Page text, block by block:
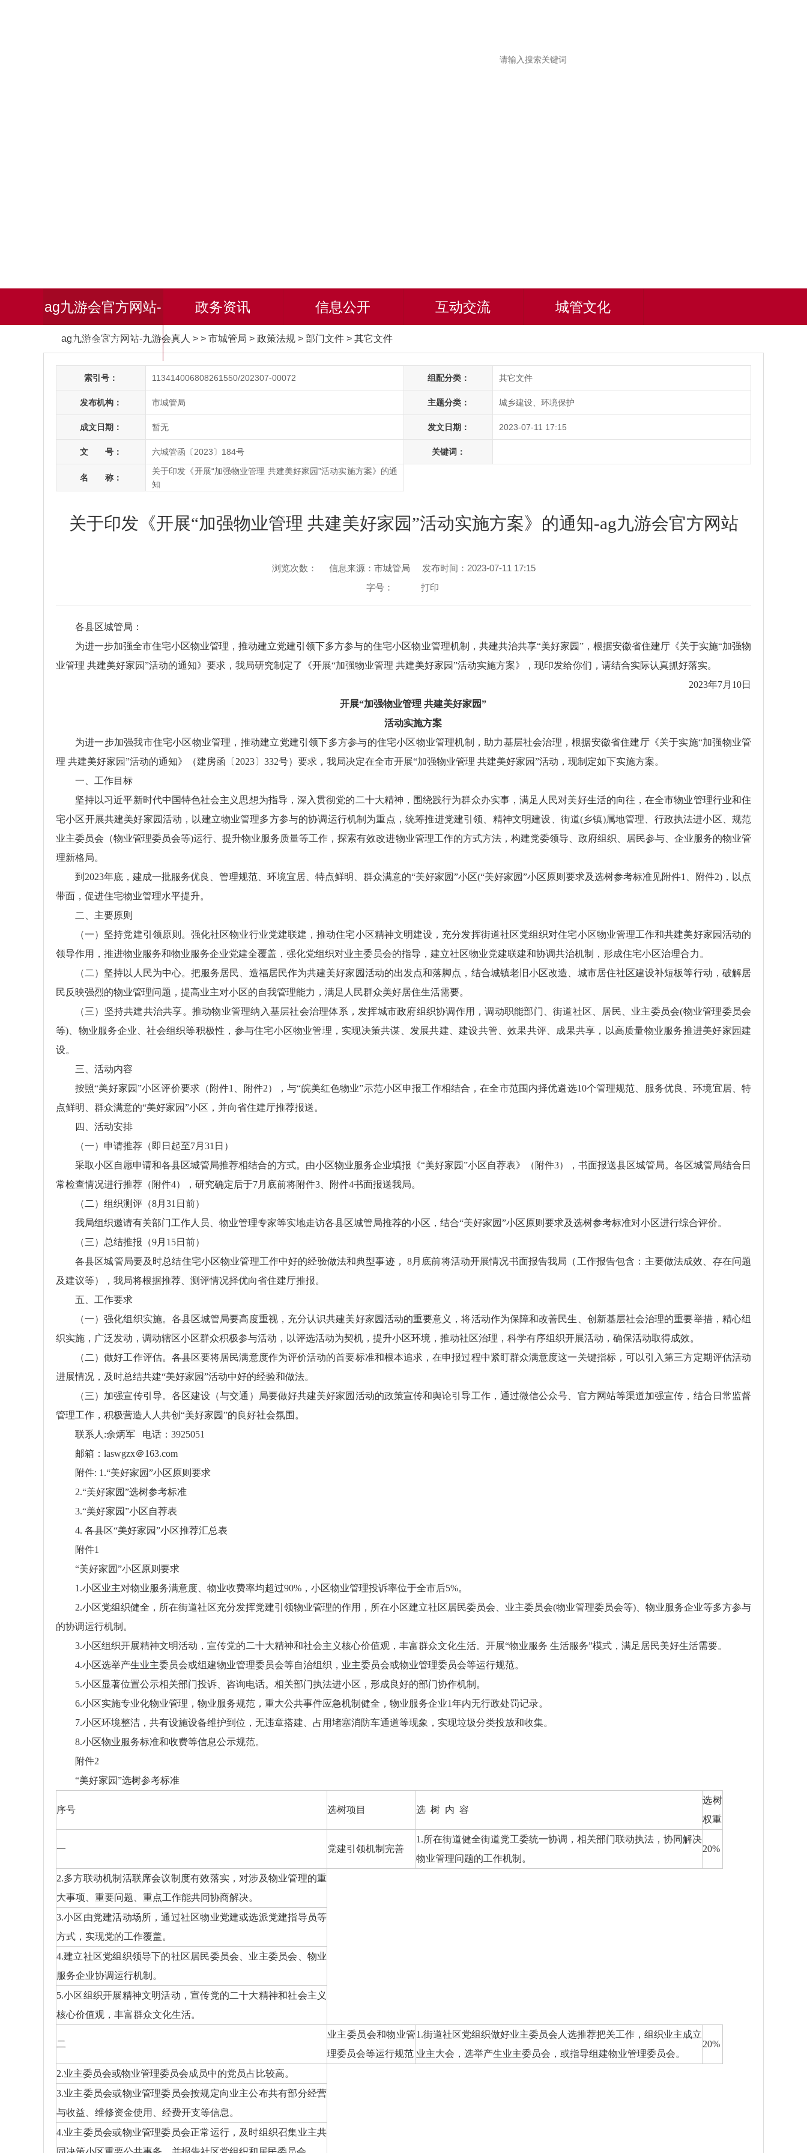
ag九游会官方网站-
九游会真人
政务资讯 信息公开 互动交流 城管文化
ag九游会官方网站-九游会真人 > > 市城管局 > 政策法规 > 部门文件 > 其它文件
索引号： 113414006808261550/202307-00072 组配分类： 其它文件
发布机构： 市城管局 主题分类： 城乡建设、环境保护
成文日期： 暂无 发文日期： 2023-07-11 17:15
文 号： 六城管函〔2023〕184号 关键词：
名 称：
关于印发《开展“加强物业管理 共建美好家园”活动实施方案》的通
知
关于印发《开展“加强物业管理 共建美好家园”活动实施方案》的通知-ag九游会官方网站
浏览次数： 信息来源：市城管局
发布时间：2023-07-11 17:15
字号：
打印
各县区城管局：
为进一步加强全市住宅小区物业管理，推动建立党建引领下多方参与的住宅小区物业管理机制，共建共治共享“美好家园”，根据安徽省住建厅《关于实施“加强物
业管理 共建美好家园”活动的通知》要求，我局研究制定了《开展“加强物业管理 共建美好家园”活动实施方案》，现印发给你们，请结合实际认真抓好落实。
2023年7月10日
开展“加强物业管理 共建美好家园”
活动实施方案
为进一步加强我市住宅小区物业管理，推动建立党建引领下多方参与的住宅小区物业管理机制，助力基层社会治理，根据安徽省住建厅《关于实施“加强物业管
理 共建美好家园”活动的通知》（建房函〔2023〕332号）要求，我局决定在全市开展“加强物业管理 共建美好家园”活动，现制定如下实施方案。
一、工作目标
坚持以习近平新时代中国特色社会主义思想为指导，深入贯彻党的二十大精神，围绕践行为群众办实事，满足人民对美好生活的向往，在全市物业管理行业和住
宅小区开展共建美好家园活动，以建立物业管理多方参与的协调运行机制为重点，统筹推进党建引领、精神文明建设、街道(乡镇)属地管理、行政执法进小区、规范
业主委员会（物业管理委员会等)运行、提升物业服务质量等工作，探索有效改进物业管理工作的方式方法，构建党委领导、政府组织、居民参与、企业服务的物业管
理新格局。
到2023年底，建成一批服务优良、管理规范、环境宜居、特点鲜明、群众满意的“美好家园”小区(“美好家园”小区原则要求及选树参考标准见附件1、附件2)，以点
带面，促进住宅物业管理水平提升。
二、主要原则
（一）坚持党建引领原则。强化社区物业行业党建联建，推动住宅小区精神文明建设，充分发挥街道社区党组织对住宅小区物业管理工作和共建美好家园活动的
领导作用，推进物业服务和物业服务企业党建全覆盖，强化党组织对业主委员会的指导，建立社区物业党建联建和协调共治机制，形成住宅小区治理合力。
（二）坚持以人民为中心。把服务居民、造福居民作为共建美好家园活动的出发点和落脚点，结合城镇老旧小区改造、城市居住社区建设补短板等行动，破解居
民反映强烈的物业管理问题，提高业主对小区的自我管理能力，满足人民群众美好居住生活需要。
（三）坚持共建共治共享。推动物业管理纳入基层社会治理体系，发挥城市政府组织协调作用，调动职能部门、街道社区、居民、业主委员会(物业管理委员会
等)、物业服务企业、社会组织等积极性，参与住宅小区物业管理，实现决策共谋、发展共建、建设共管、效果共评、成果共享，以高质量物业服务推进美好家园建
设。
三、活动内容
按照“美好家园”小区评价要求（附件1、附件2），与“皖美红色物业”示范小区申报工作相结合，在全市范围内择优遴选10个管理规范、服务优良、环境宜居、特
点鲜明、群众满意的“美好家园”小区，并向省住建厅推荐报送。
四、活动安排
（一）申请推荐（即日起至7月31日）
采取小区自愿申请和各县区城管局推荐相结合的方式。由小区物业服务企业填报《“美好家园”小区自荐表》（附件3），书面报送县区城管局。各区城管局结合日
常检查情况进行推荐（附件4），研究确定后于7月底前将附件3、附件4书面报送我局。
（二）组织测评（8月31日前）
我局组织邀请有关部门工作人员、物业管理专家等实地走访各县区城管局推荐的小区，结合“美好家园”小区原则要求及选树参考标准对小区进行综合评价。
（三）总结推报（9月15日前）
各县区城管局要及时总结住宅小区物业管理工作中好的经验做法和典型事迹， 8月底前将活动开展情况书面报告我局（工作报告包含：主要做法成效、存在问题
及建议等），我局将根据推荐、测评情况择优向省住建厅推报。
五、工作要求
（一）强化组织实施。各县区城管局要高度重视，充分认识共建美好家园活动的重要意义，将活动作为保障和改善民生、创新基层社会治理的重要举措，精心组
织实施，广泛发动，调动辖区小区群众积极参与活动，以评选活动为契机，提升小区环境，推动社区治理，科学有序组织开展活动，确保活动取得成效。
（二）做好工作评估。各县区要将居民满意度作为评价活动的首要标准和根本追求，在申报过程中紧盯群众满意度这一关键指标，可以引入第三方定期评估活动
进展情况，及时总结共建“美好家园”活动中好的经验和做法。
（三）加强宣传引导。各区建设（与交通）局要做好共建美好家园活动的政策宣传和舆论引导工作，通过微信公众号、官方网站等渠道加强宣传，结合日常监督
管理工作，积极营造人人共创“美好家园”的良好社会氛围。
联系人:余炳军 电话：3925051
邮箱：laswgzx＠163.com
附件: 1.“美好家园”小区原则要求
2.“美好家园”选树参考标准
3.“美好家园”小区自荐表
4. 各县区“美好家园”小区推荐汇总表
附件1
“美好家园”小区原则要求
1.小区业主对物业服务满意度、物业收费率均超过90%，小区物业管理投诉率位于全市后5%。
2.小区党组织健全，所在街道社区充分发挥党建引领物业管理的作用，所在小区建立社区居民委员会、业主委员会(物业管理委员会等)、物业服务企业等多方参与
的协调运行机制。
3.小区组织开展精神文明活动，宣传党的二十大精神和社会主义核心价值观，丰富群众文化生活。开展“物业服务 生活服务”模式，满足居民美好生活需要。
4.小区选举产生业主委员会或组建物业管理委员会等自治组织，业主委员会或物业管理委员会等运行规范。
5.小区显著位置公示相关部门投诉、咨询电话。相关部门执法进小区，形成良好的部门协作机制。
6.小区实施专业化物业管理，物业服务规范，重大公共事件应急机制健全，物业服务企业1年内无行政处罚记录。
7.小区环境整洁，共有设施设备维护到位，无违章搭建、占用堵塞消防车通道等现象，实现垃圾分类投放和收集。
8.小区物业服务标准和收费等信息公示规范。
附件2
“美好家园”选树参考标准
序号 选树项目 选 树 内 容
选树
权重
一 党建引领机制完善
1.所在街道健全街道党工委统一协调，相关部门联动执法，协同解决
物业管理问题的工作机制。
20%
2.多方联动机制活联席会议制度有效落实，对涉及物业管理的重
大事项、重要问题、重点工作能共同协商解决。
3.小区由党建活动场所，通过社区物业党建或选派党建指导员等
方式，实现党的工作覆盖。
4.建立社区党组织领导下的社区居民委员会、业主委员会、物业
服务企业协调运行机制。
5.小区组织开展精神文明活动，宣传党的二十大精神和社会主义
核心价值观，丰富群众文化生活。
二
业主委员会和物业管
理委员会等运行规范
1.街道社区党组织做好业主委员会人选推荐把关工作，组织业主成立
业主大会，选举产生业主委员会，或指导组建物业管理委员会。
20%
2.业主委员会或物业管理委员会成员中的党员占比较高。
3.业主委员会或物业管理委员会按规定向业主公布共有部分经营
与收益、维修资金使用、经费开支等信息。
4.业主委员会或物业管理委员会正常运行，及时组织召集业主共